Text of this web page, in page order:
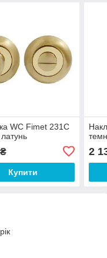
WC Fimet 231C
Купити
2